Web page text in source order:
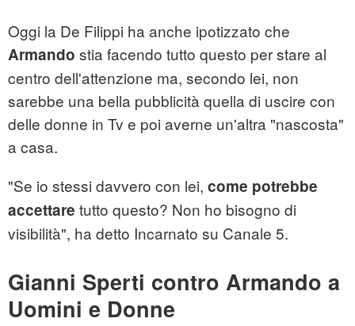
Oggi la De Filippi ha anche ipotizzato che
Armando stia facendo tutto questo per stare al
centro dell'attenzione ma, secondo lei, non
sarebbe una bella pubblicità quella di uscire con
delle donne in Tv e poi averne un'altra "nascosta"
a casa.
"Se io stessi davvero con lei, come potrebbe
accettare tutto questo? Non ho bisogno di
visibilità", ha detto Incarnato su Canale 5.
Gianni Sperti contro Armando a
Uomini e Donne